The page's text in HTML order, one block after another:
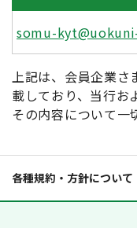
somu-
上記は、会員企業さ
載しており、当行お
その内容について一
各種規約・方針について